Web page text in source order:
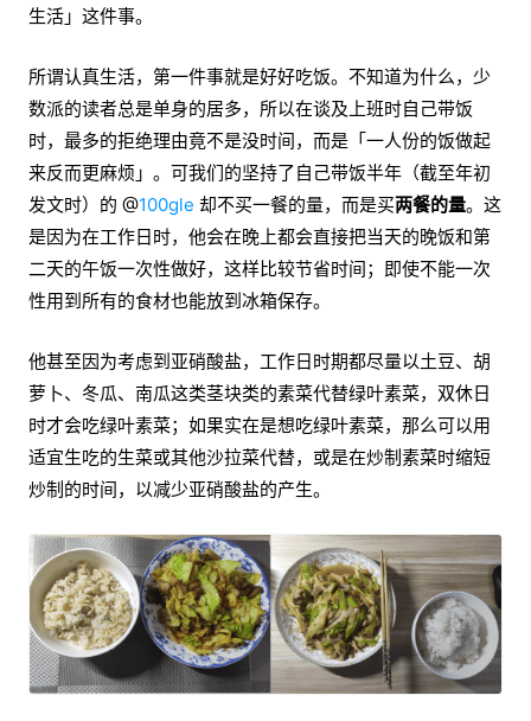
生活」这件事。
所谓认真生活，第一件事就是好好吃饭。不知道为什么，少
数派的读者总是单身的居多，所以在谈及上班时自己带饭
时，最多的拒绝理由竟不是没时间，而是「一人份的饭做起
来反而更麻烦」。可我们的坚持了自己带饭半年（截至年初
发文时）的 @100gle 却不买一餐的量，而是买两餐的量。这
是因为在工作日时，他会在晚上都会直接把当天的晚饭和第
二天的午饭一次性做好，这样比较节省时间；即使不能一次
性用到所有的食材也能放到冰箱保存。
他甚至因为考虑到亚硝酸盐，工作日时期都尽量以土豆、胡
萝卜、冬瓜、南瓜这类茎块类的素菜代替绿叶素菜，双休日
时才会吃绿叶素菜；如果实在是想吃绿叶素菜，那么可以用
适宜生吃的生菜或其他沙拉菜代替，或是在炒制素菜时缩短
炒制的时间，以减少亚硝酸盐的产生。